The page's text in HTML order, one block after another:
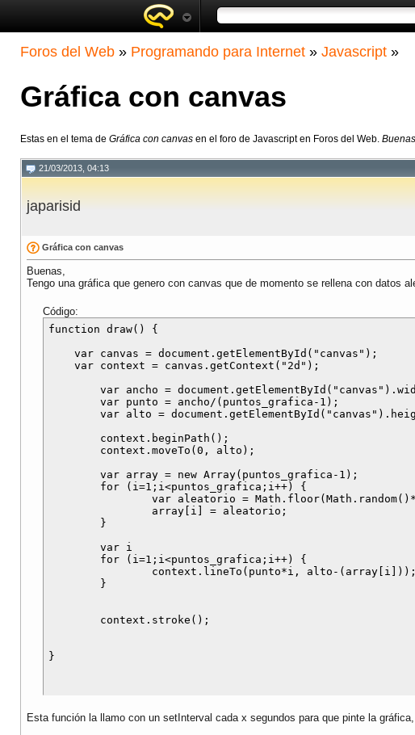
Foros del Web » Programando para Internet » Javascript »
Gráfica con canvas
Estas en el tema de Gráfica con canvas en el foro de Javascript en Foros del Web.
21/03/2013, 04:13
japarisid
Gráfica con canvas
Buenas,
Tengo una gráfica que genero con canvas que de momento se rellena con datos
Código:
function draw() {
    var canvas = document.getElementById("canvas");
    var context = canvas.getContext("2d");
Esta función la llamo con un setInterval cada x segundos para que pinte la